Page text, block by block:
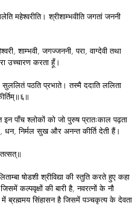
महेश्वरीति। श्रीशाम्भवीति जगतां जननी
शाम्भवी, जगज्जननी, परा, वाग्देवी तथा
उच्चारण करता हूँ।
पठति प्रभाते। तस्मै ददाति ललिता
पाँच श्लोकों को जो पुरुष प्रातःकाल पढ़ता
धन, निर्मल सुख और अनन्त कीर्ति देती हैं।
षोडशी श्रीविद्या की स्तुति करते हुए कहा
कल्पवृक्षों की बारी है, नवरत्नों के नौ
में ब्रह्ममय सिंहासन है जिसमें पञ्चकृत्य के देवता